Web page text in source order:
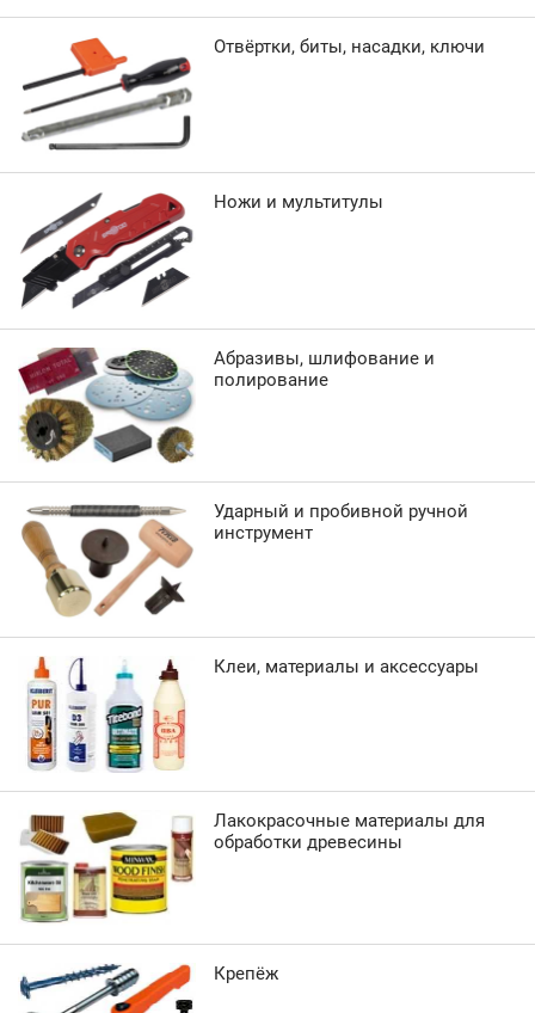
Отвёртки, биты, насадки, ключи
Ножи и мультитулы
Абразивы, шлифование и
полирование
Ударный и пробивной ручной
инструмент
Клеи, материалы и аксессуары
Лакокрасочные материалы для
обработки древесины
Крепёж